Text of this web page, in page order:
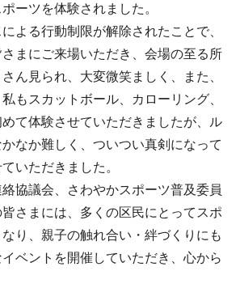
ーツを体験されました。
よる行動制限が解除されたことで、
まにご来場いただき、会場の至る所
ん見られ、大変微笑ましく、また、
もスカットボール、カローリング、
て体験させていただきましたが、ル
なか難しく、ついつい真剣になって
いただきました。
協議会、さわやかスポーツ普及委員
さまには、多くの区民にとってスポ
り、親子の触れ合い・絆づくりにも
ベントを開催していただき、心から